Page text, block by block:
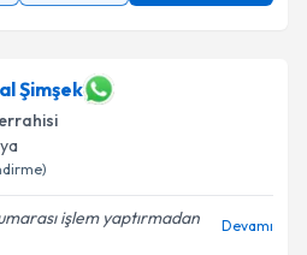
Şimşek
işlem yaptırmadan
Devamı